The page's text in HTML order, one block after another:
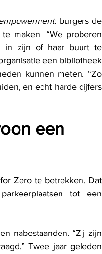
: burgers de
maken. “We proberen
in zijn of haar buurt te
een bibliotheek
kunnen meten. “Zo
en echt harde cijfers
een
Zero te betrekken. Dat
tot een
nabestaanden. “Zij zijn
Twee jaar geleden